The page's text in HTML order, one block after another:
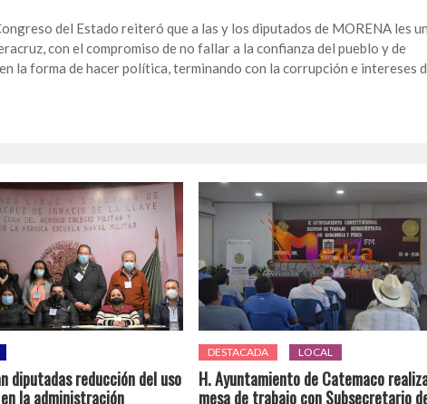
del Estado reiteró que a las y los diputados de MORENA les
con el compromiso de no fallar a la confianza del pueblo y de
la forma de hacer política, terminando con la corrupción e intereses
diputadas reducción del uso
la administración
DESTACADA LOCAL
H. Ayuntamiento de Catemaco
mesa de trabajo con Subsecretario